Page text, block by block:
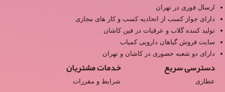
ارسال فوری در تهران
دارای جواز کسب از اتحادیه کسب و کار های مجازی
تولید کننده گلاب و عرقیات در فین کاشان
سایت فروش گیاهان دارویی کمیاب
دارای دو شعبه حضوری در کاشان و تهران
دسترسی سریع
عطاری
خدمات مشتریان
شرایط و مقررات